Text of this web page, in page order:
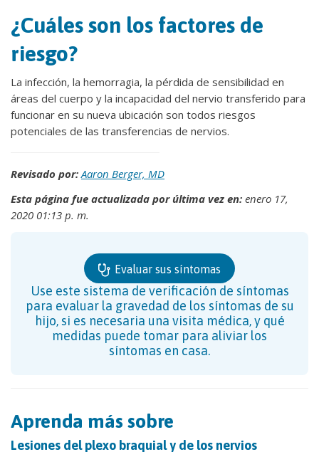
¿Cuáles son los factores de
riesgo?
La infección, la hemorragia, la pérdida de sensibilidad en
áreas del cuerpo y la incapacidad del nervio transferido para
funcionar en su nueva ubicación son todos riesgos
potenciales de las transferencias de nervios.
Revisado por: Aaron Berger, MD
Esta página fue actualizada por última vez en: enero 17,
2020 01:13 p. m.
Evaluar sus síntomas
Use este sistema de verificación de síntomas
para evaluar la gravedad de los síntomas de su
hijo, si es necesaria una visita médica, y qué
medidas puede tomar para aliviar los
síntomas en casa.
Aprenda más sobre
Lesiones del plexo braquial y de los nervios